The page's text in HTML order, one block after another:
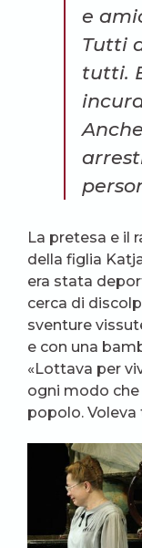
e
Tutti
tutti.
La pretesa e il
della figlia
era stata
cerca di
sventure
e con una
«Lottava per
ogni modo
popolo. Voleva